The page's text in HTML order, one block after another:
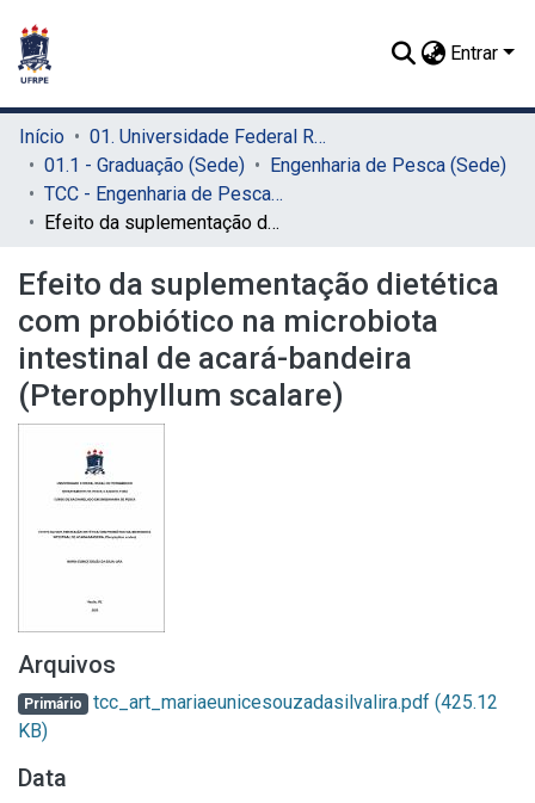
Entrar
Início
01. Universidade Federal Rural de Pernambuco - UFRPE (Sede)
01.1 - Graduação (Sede)
Engenharia de Pesca (Sede)
TCC - Engenharia de Pesca (Sede)
Efeito da suplementação dietética com probiótico na microbiota intestinal de acará-bandeira (Pterophyllum scalare)
Efeito da suplementação dietética
com probiótico na microbiota
intestinal de acará-bandeira
(Pterophyllum scalare)
Arquivos
Primário tcc_art_mariaeunicesouzadasilvalira.pdf (425.12
KB)
Data